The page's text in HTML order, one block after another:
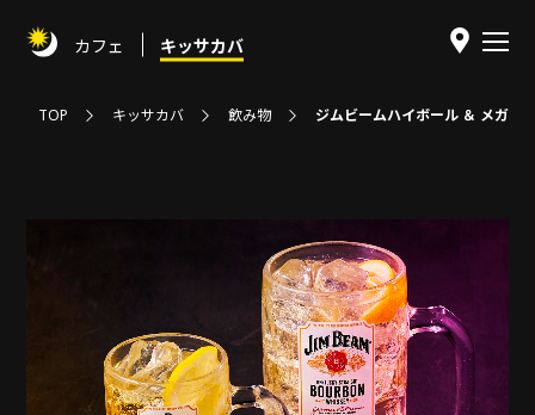
カフェ キッサカバ
TOP キッサカバ 飲み物 ジムビームハイボール ＆ メガジ